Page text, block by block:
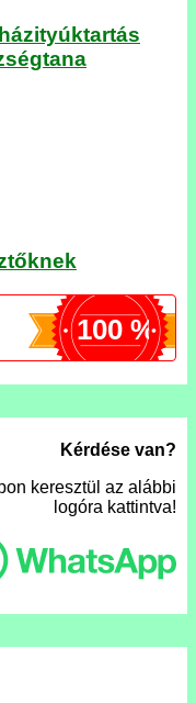
100 %
Kérdése van?
keresztül az alábbi
logóra kattintva!